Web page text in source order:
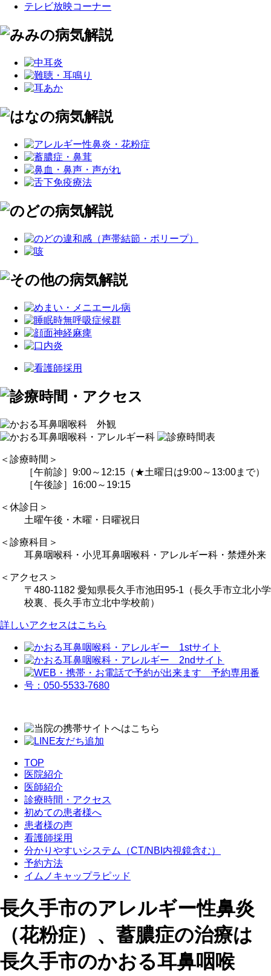
テレビ放映コーナー
＜診療時間＞
［午前診］9:00～12:15（★土曜日は9:00～13:00まで）
［午後診］16:00～19:15
＜休診日＞
土曜午後・木曜・日曜祝日
＜診療科目＞
耳鼻咽喉科・小児耳鼻咽喉科・アレルギー科・禁煙外来
＜アクセス＞
〒480-1182 愛知県長久手市池田95-1（長久手市立北小学
校裏、長久手市立北中学校前）
詳しいアクセスはこちら
TOP
医院紹介
医師紹介
診療時間・アクセス
初めての患者様へ
患者様の声
看護師採用
分かりやすいシステム
（CT/NBI内視鏡含む）
予約方法
イムノキャップラピッド
長久手市のアレルギー性鼻炎
（花粉症）、蓄膿症の治療は
長久手市のかおる耳鼻咽喉